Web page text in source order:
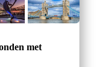
met